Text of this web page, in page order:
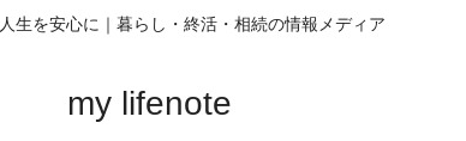
生を安心に｜暮らし・終活・相続の情報メディア
my lifenote